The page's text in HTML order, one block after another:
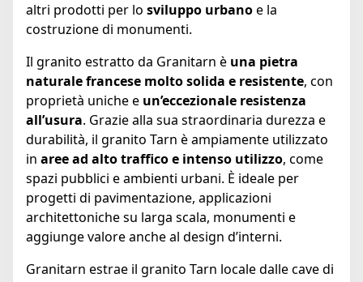
altri prodotti per lo sviluppo urbanoe la
costruzione di monumenti.
Il granito estratto da Granitarn è una pietra
naturale francese molto solida e resistente, con
proprietà uniche e un’eccezionale resistenza
all’usura. Grazie alla sua straordinaria durezza e
durabilità, il granito Tarn è ampiamente utilizzato
in aree ad alto traffico e intenso utilizzo, come
spazi pubblici e ambienti urbani. È ideale per
progetti di pavimentazione, applicazioni
architettoniche su larga scala, monumenti e
aggiunge valore anche al design d’interni.
Granitarn estrae il granito Tarn locale dalle cave di